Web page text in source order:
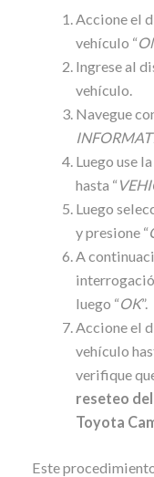
Accione el
vehículo “
Ingrese al
vehículo.
Navegue
Luego use
hasta “
Luego
y presione “
A
luego “OK”.
Accione el
vehículo
verifique
reseteo
Toyota
Este